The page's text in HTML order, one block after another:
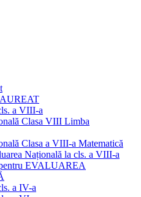
a VIII-a
Clasa VIII Limba
Clasa a VIII-a Matematică
Națională la cls. a VIII-a
EVALUAREA
a IV-a